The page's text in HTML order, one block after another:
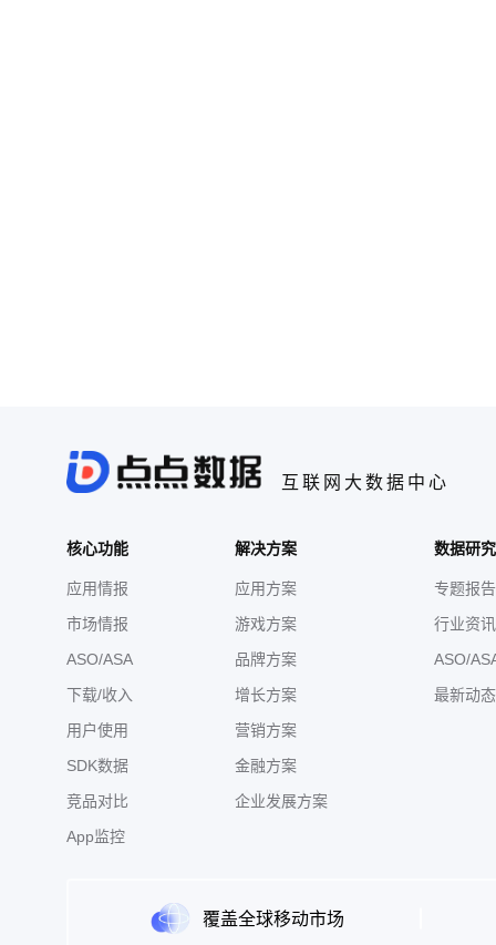
互联网大数据中心
核心功能
应用情报
市场情报
ASO/ASA
下载/收入
用户使用
SDK数据
竞品对比
App监控
解决方案
应用方案
游戏方案
品牌方案
增长方案
营销方案
金融方案
企业发展方案
数据研
专题报告
行业资讯
ASO/
最新动态
覆盖全球移动市场